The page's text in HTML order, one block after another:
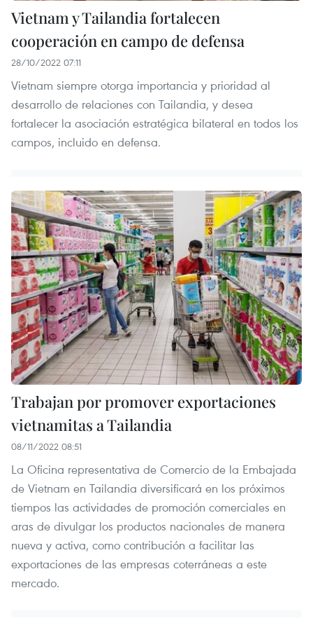
Vietnam y Tailandia fortalecen
cooperación en campo de defensa
28/10/2022 07:11
Vietnam siempre otorga importancia y prioridad al
desarrollo de relaciones con Tailandia, y desea
fortalecer la asociación estratégica bilateral en todos los
campos, incluido en defensa.
Trabajan por promover exportaciones
vietnamitas a Tailandia
08/11/2022 08:51
La Oficina representativa de Comercio de la Embajada
de Vietnam en Tailandia diversificará en los próximos
tiempos las actividades de promoción comerciales en
aras de divulgar los productos nacionales de manera
nueva y activa, como contribución a facilitar las
exportaciones de las empresas coterráneas a este
mercado.